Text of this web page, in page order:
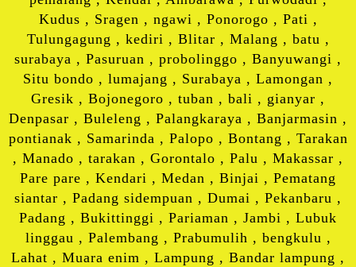
Kudus , Sragen , ngawi , Ponorogo , Pati ,
Tulungagung , kediri , Blitar , Malang , batu ,
surabaya , Pasuruan , probolinggo , Banyuwangi ,
Situ bondo , lumajang , Surabaya , Lamongan ,
Gresik , Bojonegoro , tuban , bali , gianyar ,
Denpasar , Buleleng , Palangkaraya , Banjarmasin ,
pontianak , Samarinda , Palopo , Bontang , Tarakan
, Manado , tarakan , Gorontalo , Palu , Makassar ,
Pare pare , Kendari , Medan , Binjai , Pematang
siantar , Padang sidempuan , Dumai , Pekanbaru ,
Padang , Bukittinggi , Pariaman , Jambi , Lubuk
linggau , Palembang , Prabumulih , bengkulu ,
Lahat , Muara enim , Lampung , Bandar lampung ,